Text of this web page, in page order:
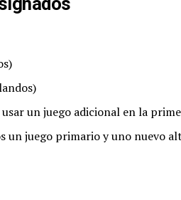
un juego adicional en la
un juego primario y uno nuevo